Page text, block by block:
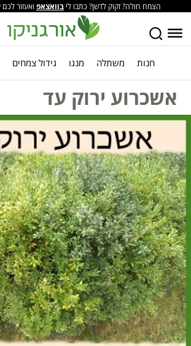
הצמח חולה? זקוק לדשן? כתבו לי בוואצאפ ואעזור
אין חנות משתלה מנגו גידול צמחים
אשכרוע ירוק עד